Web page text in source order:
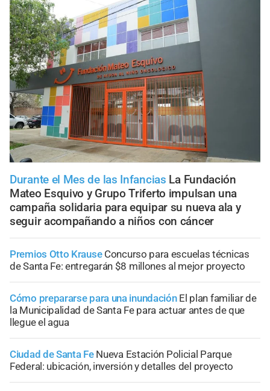
Durante el Mes de las Infancias La Fundación
Mateo Esquivo y Grupo Triferto impulsan una
campaña solidaria para equipar su nueva ala y
seguir acompañando a niños con cáncer
Premios Otto Krause Concurso para escuelas técnicas
de Santa Fe: entregarán $8 millones al mejor proyecto
Cómo prepararse para una inundación El plan familiar de
la Municipalidad de Santa Fe para actuar antes de que
llegue el agua
Ciudad de Santa Fe Nueva Estación Policial Parque
Federal: ubicación, inversión y detalles del proyecto